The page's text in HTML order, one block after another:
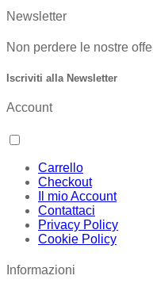
Newsletter
Non perdere le nostre
Iscriviti alla Newsletter
Account
Carrello
Checkout
Il mio Account
Contattaci
Privacy Policy
Cookie Policy
Informazioni